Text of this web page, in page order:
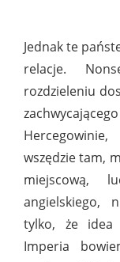
Jednak te
relacje.
rozdzieleniu
Hercegowinie,
wszędzie tam,
miejscową,
angielskiego,
tylko, że idea
Imperia